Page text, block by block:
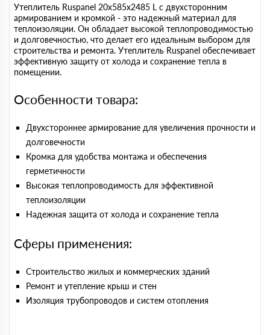
Утеплитель Ruspanel 20х585х2485 L с двухсторонним
армированием и кромкой - это надежный материал для
теплоизоляции. Он обладает высокой теплопроводимостью
и долговечностью, что делает его идеальным выбором для
строительства и ремонта. Утеплитель Ruspanel обеспечивает
эффективную защиту от холода и сохранение тепла в
помещении.
Особенности товара:
Двухстороннее армирование для увеличения прочности и
долговечности
Кромка для удобства монтажа и обеспечения
герметичности
Высокая теплопроводимость для эффективной
теплоизоляции
Надежная защита от холода и сохранение тепла
Сферы применения:
Строительство жилых и коммерческих зданий
Ремонт и утепление крыш и стен
Изоляция трубопроводов и систем отопления